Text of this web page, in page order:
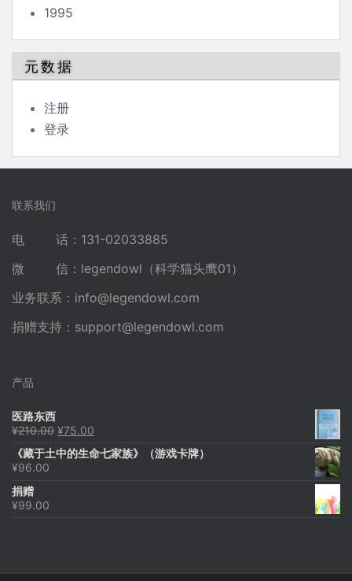
1995
元数据
注册
登录
联系我们
电 话：131-02033885
微 信：legendowl（科学猫头鹰01）
业务联系： info@legendowl.com
捐赠支持： support@legendowl.com
产品
医路东西
¥210.00 原
为：
¥75.00
价
《藏于土中的生命七家族》（游戏卡牌）
¥96.00
捐赠
¥99.00